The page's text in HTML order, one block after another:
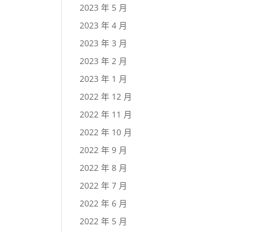
2023 年 5 月
2023 年 4 月
2023 年 3 月
2023 年 2 月
2023 年 1 月
2022 年 12 月
2022 年 11 月
2022 年 10 月
2022 年 9 月
2022 年 8 月
2022 年 7 月
2022 年 6 月
2022 年 5 月